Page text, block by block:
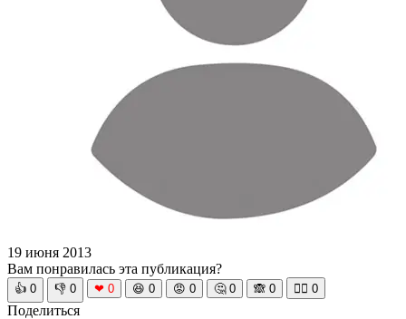
19 июня 2013
Вам понравилась эта публикация?
👍 0 👎 0 ❤ 0 😆 0 😡 0 🤔 0 🙈 0 🧘‍♀️ 0
Поделиться